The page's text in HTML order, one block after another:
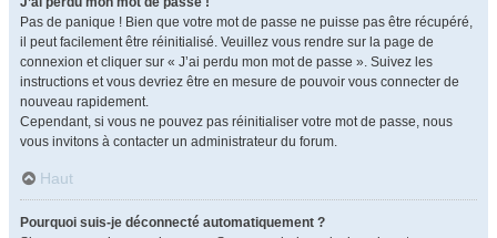
Pas de panique ! Bien que votre mot de passe ne puisse pas être récupéré,
il peut facilement être réinitialisé. Veuillez vous rendre sur la page de
connexion et cliquer sur « J’ai perdu mon mot de passe ». Suivez les
instructions et vous devriez être en mesure de pouvoir vous connecter de
nouveau rapidement.
Cependant, si vous ne pouvez pas réinitialiser votre mot de passe, nous
vous invitons à contacter un administrateur du forum.
Haut
Pourquoi suis-je déconnecté automatiquement ?